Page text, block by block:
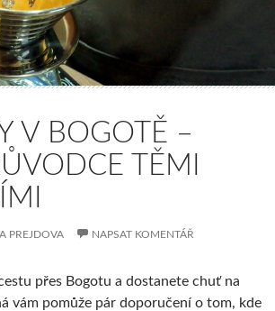
V BOGOTĚ –
TĚMI
PREJDOVA NAPSAT KOMENTÁŘ
přes Bogotu a dostanete chuť na
vám pomůže pár doporučení o tom, kde